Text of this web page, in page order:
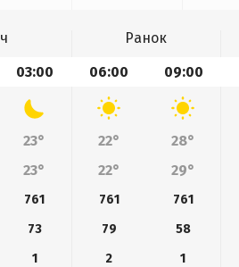
Ранок
03:00 06:00 09:00
23° 22° 28°
23° 22° 29°
761 761 761
73 79 58
1 2 1